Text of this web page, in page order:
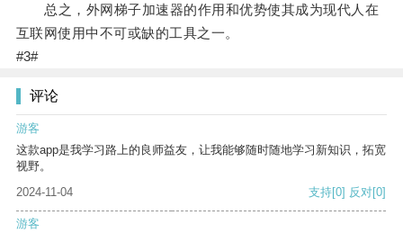
总之，外网梯子加速器的作用和优势使其成为现代人在
互联网使用中不可或缺的工具之一。
#3#
评论
游客
这款app是我学习路上的良师益友，让我能够随时随地学习新知识，拓宽
视野。
2024-11-04
支持[0] 反对[0]
游客